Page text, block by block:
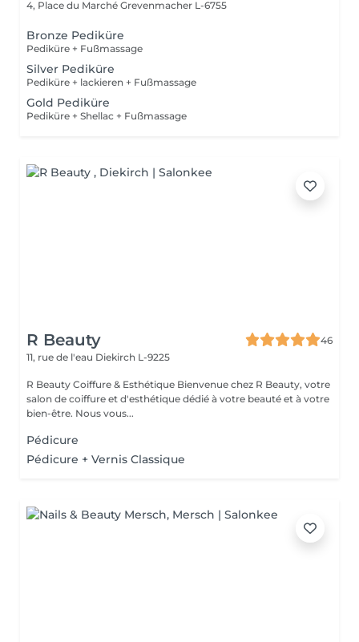
4, Place du Marché Grevenmacher L-6755
Bronze Pediküre
Pediküre + Fußmassage
Silver Pediküre
Pediküre + lackieren + Fußmassage
Gold Pediküre
Pediküre + Shellac + Fußmassage
R Beauty
46
11, rue de l'eau Diekirch L-9225
R Beauty Coiffure & Esthétique Bienvenue chez R Beauty, votre
salon de coiffure et d'esthétique dédié à votre beauté et à votre
bien-être. Nous vous...
Pédicure
Pédicure + Vernis Classique